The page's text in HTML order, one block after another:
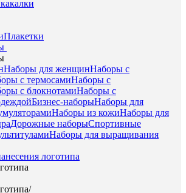
Плакетки
Наборы для женщинНаборы с
с термосамиНаборы с
с блокнотамиНаборы с
Бизнес-наборыНаборы для
Наборы из кожиНаборы для
Дорожные наборыСпортивные
Наборы для выращивания
логотипа
/